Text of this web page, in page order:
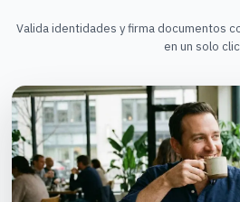
Valida identidades y firma documentos
en un solo